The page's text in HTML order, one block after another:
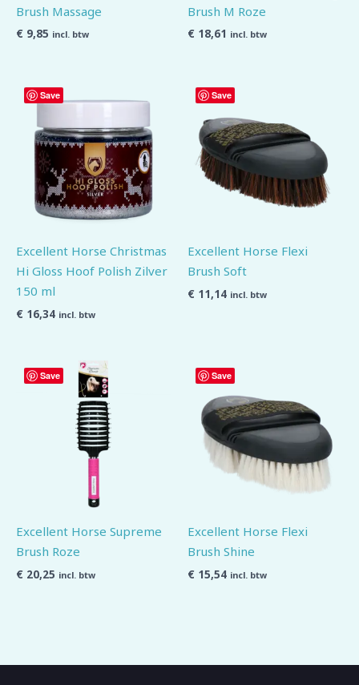
Brush Massage
€ 9,85 incl. btw
Brush M Roze
€ 18,61 incl. btw
Save
Excellent Horse Christmas
Hi Gloss Hoof Polish Zilver
150 ml
€ 16,34 incl. btw
Save
Excellent Horse Flexi
Brush Soft
€ 11,14 incl. btw
Save
Excellent Horse Supreme
Brush Roze
€ 20,25 incl. btw
Save
Excellent Horse Flexi
Brush Shine
€ 15,54 incl. btw